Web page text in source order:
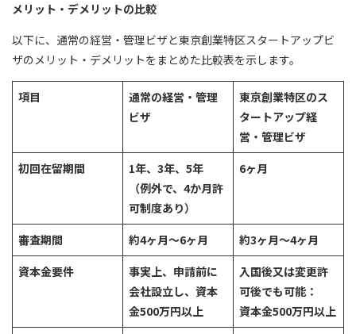
メリット・デメリットの比較
以下に、通常の経営・管理ビザと東京創業特区スタートアップビ
ザのメリット・デメリットをまとめた比較表を示します。
項目
通常の経営・管理
ビザ
東京創業特区のス
タートアップ経
営・管理ビザ
初回在留期間
1年、3年、5年
（例外で、4か月許
可制度あり）
6ヶ月
審査期間 約4ヶ月～6ヶ月
約3ヶ月～4ヶ月
資本金要件
事実上、申請前に
会社設立し、資本
金500万円以上
入国後又は変更許
可後でも可能：
資本金500万円以上